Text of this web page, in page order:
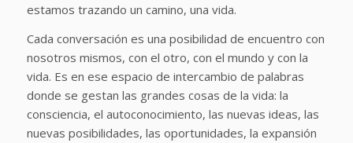
estamos trazando un camino, una vida.
Cada conversación es una posibilidad de encuentro con
nosotros mismos, con el otro, con el mundo y con la
vida. Es en ese espacio de intercambio de palabras
donde se gestan las grandes cosas de la vida: la
consciencia, el autoconocimiento, las nuevas ideas, las
nuevas posibilidades, las oportunidades, la expansión